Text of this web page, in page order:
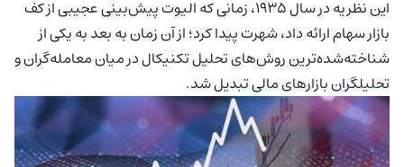
این نظریه در سال ۱۹۳۵، زمانی که الیوت پیش‌بینی عجیبی از کف
بازار سهام ارائه داد، شهرت پیدا کرد؛ از آن زمان به بعد به یکی از
شناخته‌شده‌ترین روش‌های تحلیل تکنیکال در میان معامله‌گران و
تحلیلگران بازارهای مالی تبدیل شد.